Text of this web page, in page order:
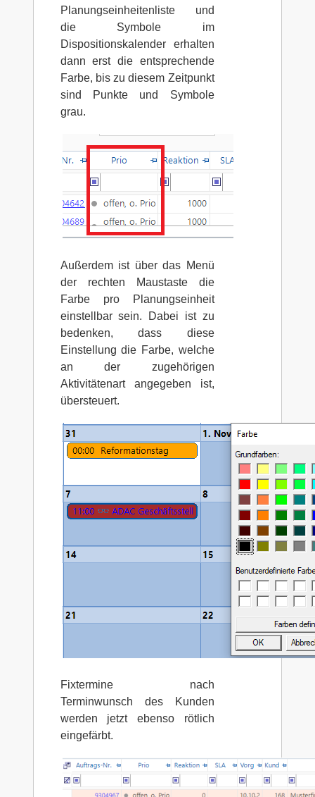
Planungseinheitenliste und
die Symbole im
Dispositionskalender erhalten
dann erst die entsprechende
Farbe, bis zu diesem Zeitpunkt
sind Punkte und Symbole
grau.
Außerdem ist über das Menü
der rechten Maustaste die
Farbe pro Planungseinheit
einstellbar sein. Dabei ist zu
bedenken, dass diese
Einstellung die Farbe, welche
an der zugehörigen
Aktivitätenart angegeben ist,
übersteuert.
Fixtermine nach
Terminwunsch des Kunden
werden jetzt ebenso rötlich
eingefärbt.